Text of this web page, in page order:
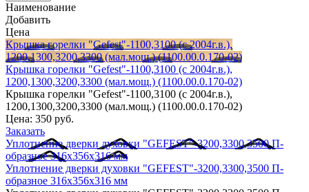
Наименование
Добавить
Цена
Крышка горелки "Gefest"-1100,3100 (с 2004г.в.),
1200,1300,3200,3300 (мал.мощ.) (1100.00.0.170-02)
Крышка горелки "Gefest"-1100,3100 (с 2004г.в.),
1200,1300,3200,3300 (мал.мощ.) (1100.00.0.170-02)
Крышка горелки "Gefest"-1100,3100 (с 2004г.в.),
1200,1300,3200,3300 (мал.мощ.) (1100.00.0.170-02)
Цена: 350 руб.
Заказать
Уплотнение дверки духовки "GEFEST"-3200,3300,3500 П-
образное 316х356х316 мм
Уплотнение дверки духовки "GEFEST"-3200,3300,3500 П-
образное 316х356х316 мм